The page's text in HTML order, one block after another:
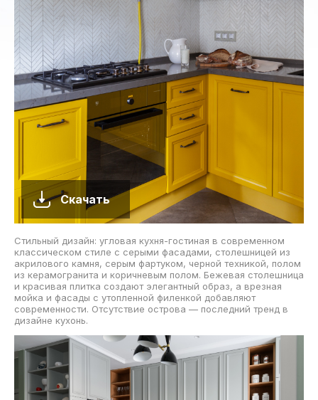
Скачать
Стильный дизайн: угловая кухня-гостиная в современном
классическом стиле с серыми фасадами, столешницей из
акрилового камня, серым фартуком, черной техникой, полом
из керамогранита и коричневым полом. Бежевая столешница
и красивая плитка создают элегантный образ, а врезная
мойка и фасады с утопленной филенкой добавляют
современности. Отсутствие острова — последний тренд в
дизайне кухонь.